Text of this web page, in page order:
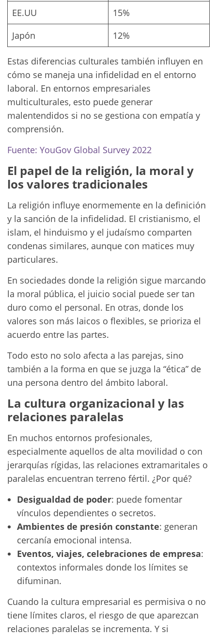
EE.UU
15%
Japón
12%
Estas diferencias culturales también influyen en
cómo se maneja una infidelidad en el entorno
laboral. En entornos empresariales
multiculturales, esto puede generar
malentendidos si no se gestiona con empatía y
comprensión.
Fuente: YouGov Global Survey 2022
El papel de la religión, la moral y
los valores tradicionales
La religión influye enormemente en la definición
y la sanción de la infidelidad. El cristianismo, el
islam, el hinduismo y el judaísmo comparten
condenas similares, aunque con matices muy
particulares.
En sociedades donde la religión sigue marcando
la moral pública, el juicio social puede ser tan
duro como el personal. En otras, donde los
valores son más laicos o flexibles, se prioriza el
acuerdo entre las partes.
Todo esto no solo afecta a las parejas, sino
también a la forma en que se juzga la “ética” de
una persona dentro del ámbito laboral.
La cultura organizacional y las
relaciones paralelas
En muchos entornos profesionales,
especialmente aquellos de alta movilidad o con
jerarquías rígidas, las relaciones extramaritales o
paralelas encuentran terreno fértil. ¿Por qué?
Desigualdad de poder: puede fomentar
vínculos dependientes o secretos.
Ambientes de presión constante: generan
cercanía emocional intensa.
Eventos, viajes, celebraciones de empresa:
contextos informales donde los límites se
difuminan.
Cuando la cultura empresarial es permisiva o no
tiene límites claros, el riesgo de que aparezcan
relaciones paralelas se incrementa. Y si